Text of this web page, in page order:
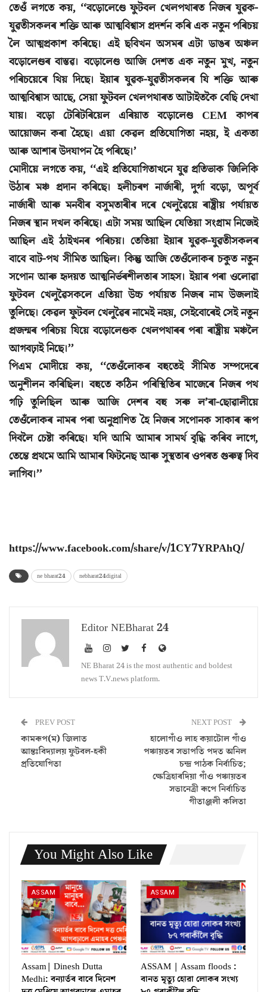
তেওঁ লগতে কয়, ‘‘বড়োলেণ্ডে ফুটবল খেলপথাৰত নিজৰ যুৱক-
যুৱতীসকলৰ শক্তি আৰু আত্মবিশ্বাস প্ৰদৰ্শন কৰি এক নতুন পৰিচয়
লৈ আত্মপ্ৰকাশ কৰিছে। এই ছবিখন অসমৰ এটা ডাঙৰ অঞ্চল
বড়োলেণ্ডৰ বাস্তৱ। বড়োলেণ্ড আজি দেশত এক নতুন মুখ, নতুন
পৰিচয়েৰে থিয় দিছে। ইয়াৰ যুৱক-যুৱতীসকলৰ যি শক্তি আৰু
আত্মবিশ্বাস আছে, সেয়া ফুটবল খেলপথাৰত আটাইতকৈ বেছি দেখা
যায়। বড়ো টেৰিটৰিয়েল এৰিয়াত বড়োলেণ্ড CEM কাপৰ
আয়োজন কৰা হৈছে। এয়া কেৱল প্ৰতিযোগিতা নহয়, ই একতা
আৰু আশাৰ উদযাপন হৈ পৰিছে।’
মোদীয়ে লগতে কয়, ‘‘এই প্ৰতিযোগিতাখনে যুৱ প্ৰতিভাক জিলিকি
উঠাৰ মঞ্চ প্ৰদান কৰিছে। হলীচৰণ নাৰ্জাৰী, দুৰ্গা বড়ো, অপূৰ্ব
নাৰ্জাৰী আৰু মনবীৰ বসুমতাৰীৰ দৰে খেলুৱৈয়ে ৰাষ্ট্ৰীয় পৰ্যায়ত
নিজৰ স্থান দখল কৰিছে। এটা সময় আছিল যেতিয়া সংগ্ৰাম নিজেই
আছিল এই ঠাইখনৰ পৰিচয়। তেতিয়া ইয়াৰ যুৱক-যুৱতীসকলৰ
বাবে বাট-পথ সীমিত আছিল। কিন্তু আজি তেওঁলোকৰ চকুত নতুন
সপোন আৰু হৃদয়ত আত্মনিৰ্ভৰশীলতাৰ সাহস। ইয়াৰ পৰা ওলোৱা
ফুটবল খেলুৱৈসকলে এতিয়া উচ্চ পৰ্যায়ত নিজৰ নাম উজলাই
তুলিছে। কেৱল ফুটবল খেলুৱৈৰ নামেই নহয়, সেইবোৰেই সেই নতুন
প্ৰজন্মৰ পৰিচয় যিয়ে বড়োলেণ্ডক খেলপথাৰৰ পৰা ৰাষ্ট্ৰীয় মঞ্চলৈ
আগবঢ়াই নিছে।’’
পিএম মোদীয়ে কয়, ‘‘তেওঁলোকৰ বহুতেই সীমিত সম্পদেৰে
অনুশীলন কৰিছিল। বহুতে কঠিন পৰিস্থিতিৰ মাজেৰে নিজৰ পথ
গঢ়ি তুলিছিল আৰু আজি দেশৰ বহু সৰু ল’ৰা-ছোৱালীয়ে
তেওঁলোকৰ নামৰ পৰা অনুপ্ৰাণিত হৈ নিজৰ সপোনক সাকাৰ ৰূপ
দিবলৈ চেষ্টা কৰিছে। যদি আমি আমাৰ সামৰ্থ বৃদ্ধি কৰিব লাগে,
তেন্তে প্ৰথমে আমি আমাৰ ফিটনেছ আৰু সুস্থতাৰ ওপৰত গুৰুত্ব দিব
লাগিব।’’
https://www.facebook.com/share/v/1CY7YRPAhQ/
ne bharat24 nebharat24digital
Editor NEBharat 24
NE Bharat 24 is the most authentic and boldest
news T.V.news platform.
PREV POST
কামৰূপ(ম) জিলাত
আন্তঃবিদ্যালয় ফুটবল-হকী
প্ৰতিযোগিতা
NEXT POST
হালোগাঁও লাহ কয়াটোল গাঁও
পঞ্চায়তৰ সভাপতি পদত অনিল
চন্দ্ৰ পাঠক নিৰ্বাচিত;
ক্ষেত্ৰিহাৰদিয়া গাঁও পঞ্চায়তৰ
সভানেত্ৰী ৰূপে নিৰ্বাচিত
গীতাঞ্জলী কলিতা
You Might Also Like
ASSAM
Assam| Dinesh Dutta
Medhi: বন্যাৰ্তৰ বাবে দিনেশ
ASSAM
ASSAM | Assam floods :
বানত মৃত্যু হোৱা লোকৰ সংখ্য